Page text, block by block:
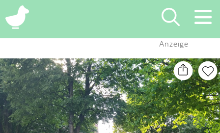
×
Suchen
Eintragen
App
Anzeige